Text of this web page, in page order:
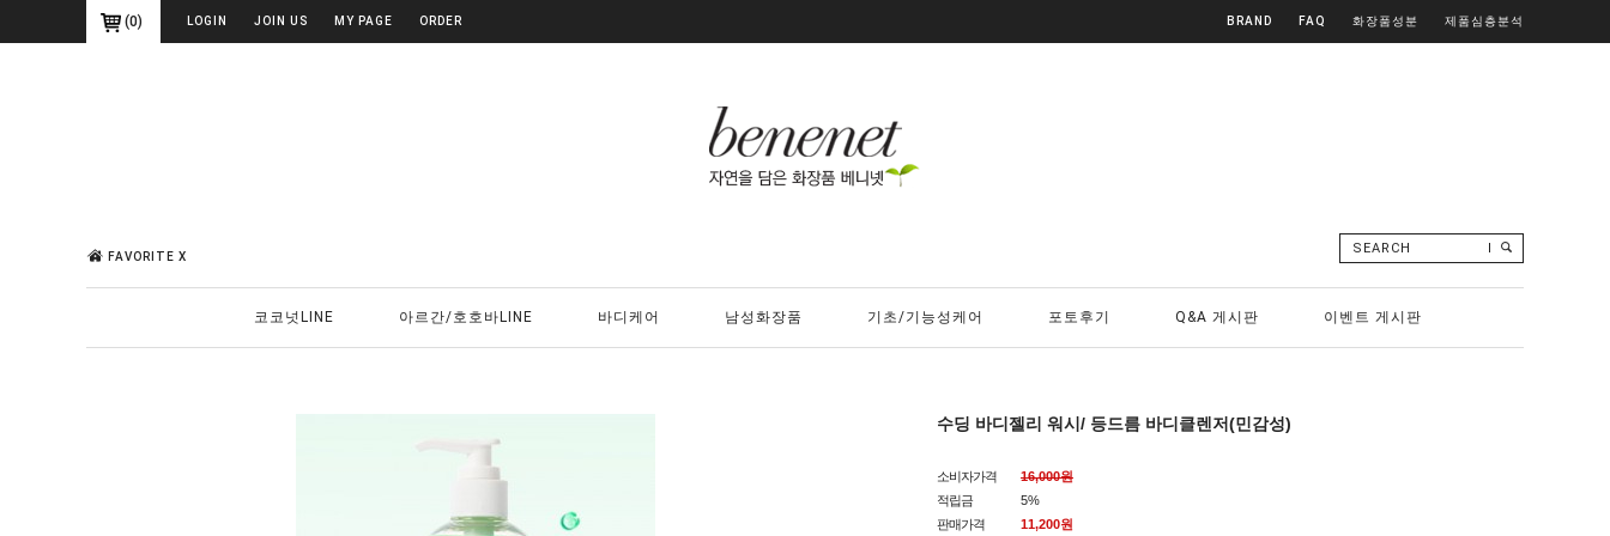
(0) LOGIN JOIN US MY PAGE ORDER BRAND FAQ 화장품성분 제품심층분석
FAVORITE X
SEARCH
코코넛LINE 아르간/호호바LINE 바디케어 남성화장품 기초/기능성케어 포토후기 Q&A 게시판 이벤트 게시판
수딩 바디젤리 워시/ 등드름 바디클렌저(민감성)
소비자가격
16,000원
적립금
5%
판매가격
11,200원